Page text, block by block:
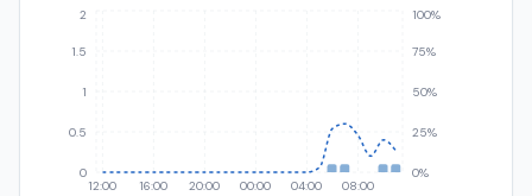
12:00 16:00 20:00 00:00 04:00 08:00
0
0.5
1
1.5
2
0%
25%
50%
75%
100%